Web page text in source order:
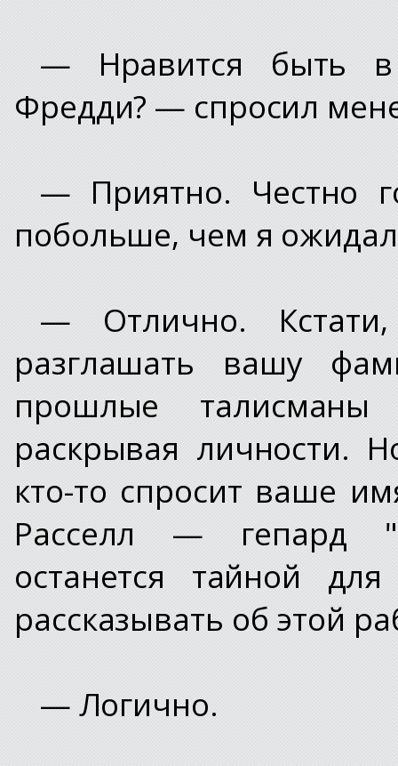
— Нравится быть в
Фредди? — спросил
— Приятно. Честно
побольше, чем я
— Отлично.
разглашать вашу
прошлые
раскрывая личности.
кто-то спросит ваше
Расселл — гепард
останется тайной
рассказывать об этой
— Логично.